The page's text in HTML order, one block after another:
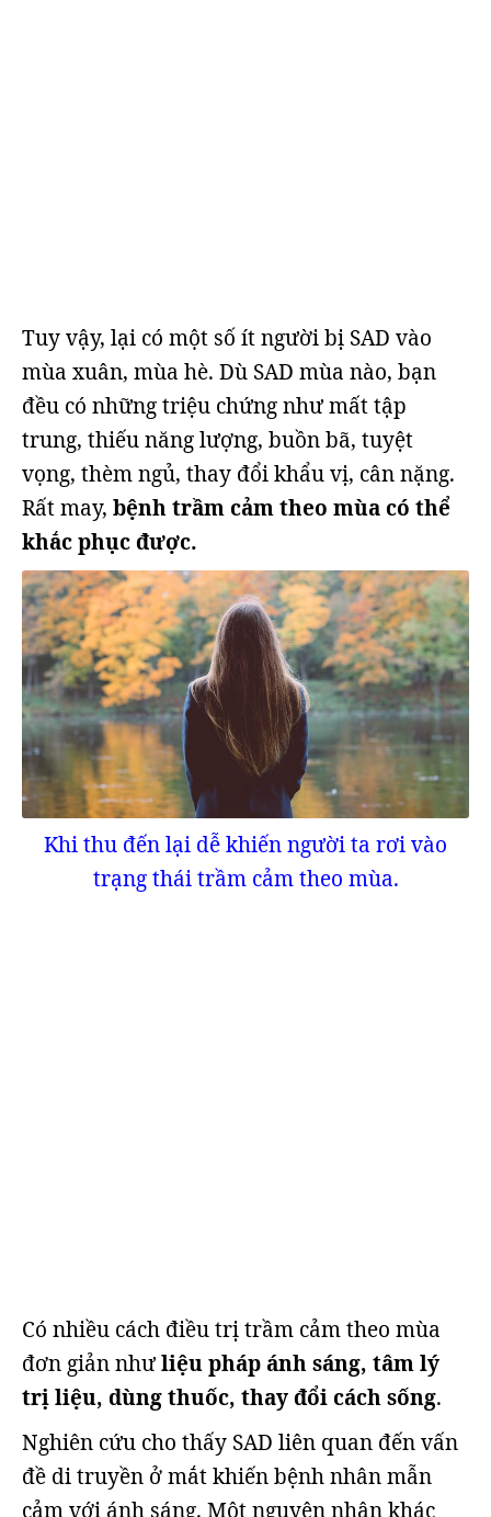
Tuy vậy, lại có một số ít người bị SAD vào
mùa xuân, mùa hè. Dù SAD mùa nào, bạn
đều có những triệu chứng như mất tập
trung, thiếu năng lượng, buồn bã, tuyệt
vọng, thèm ngủ, thay đổi khẩu vị, cân nặng.
Rất may, bệnh trầm cảm theo mùa có thể
khắc phục được.
Khi thu đến lại dễ khiến người ta rơi vào
trạng thái trầm cảm theo mùa.
Có nhiều cách điều trị trầm cảm theo mùa
đơn giản nhưliệu pháp ánh sáng, tâm lý
trị liệu, dùng thuốc, thay đổi cách sống.
Nghiên cứu cho thấy SAD liên quan đến vấn
đề di truyền ở mắt khiến bệnh nhân mẫn
cảm với ánh sáng. Một nguyên nhân khác